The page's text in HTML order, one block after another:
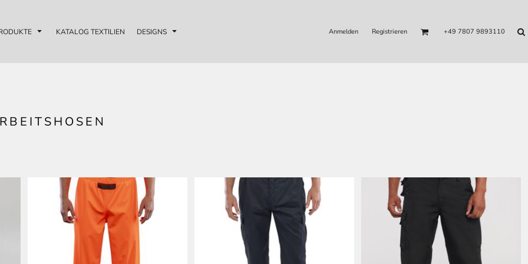
KATALOG TEXTILIEN DESIGNS Anmelden Registrieren +49 7807 9893110